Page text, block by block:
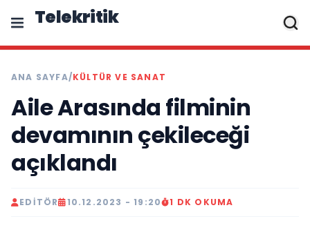
Telekritik
ANA SAYFA/KÜLTÜR VE SANAT
Aile Arasında filminin
devamının çekileceği
açıklandı
EDITÖR 10.12.2023 - 19:20 1 DK OKUMA